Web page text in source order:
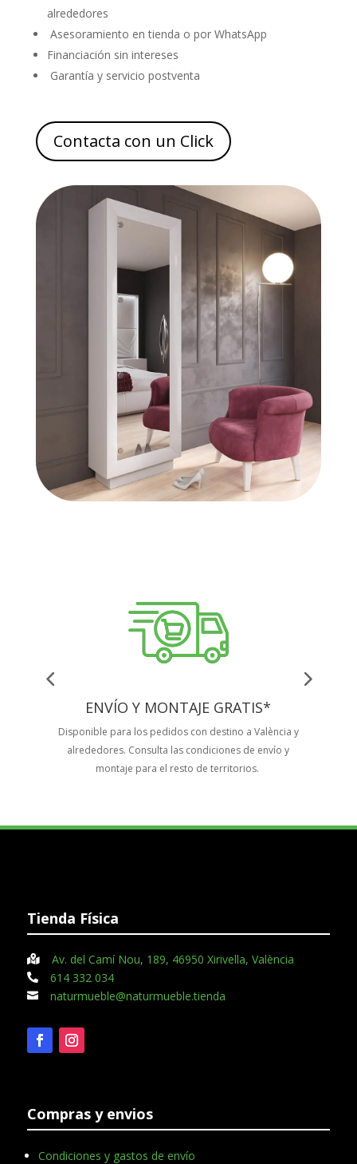
alrededores
Asesoramiento en tienda o por WhatsApp
Financiación sin intereses
Garantía y servicio postventa
Contacta con un Click
ENVÍO Y MONTAJE GRATIS*
Disponible para los pedidos con destino a València y
alrededores. Consulta las condiciones de envío y
montaje para el resto de territorios.
Tienda Física
 Av. del Camí Nou, 189, 46950 Xirivella, València
 614 332 034
 naturmueble@naturmueble.tienda
Compras y envios
Condiciones y gastos de envío